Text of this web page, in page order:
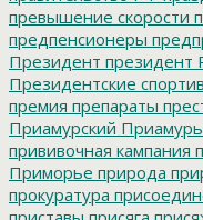
превышение скорости
предпенсионеры
Президент президент
Президентские
премия препараты
Приамурский
прививочная кампания
Приморье природа
прокуратура